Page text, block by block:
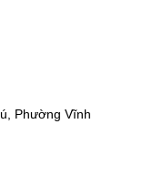
Phường Vĩnh